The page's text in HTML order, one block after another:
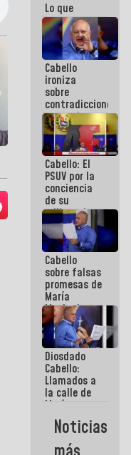
Lo que
vayas a
escribir
hazlo hoy
por que no
sabemos si
la semana
que viene
hay
programa
Cabello
ironiza
sobre
contradicciones
y mentiras
de María
Machado:
¡Créanle!
Cabello: El
PSUV por la
conciencia
de su
militancia
es la
organización
política más
sólida de
Venezuela
Cabello
sobre falsas
promesas de
María
Machado:
¿Quién le
puede creer?
¿Y la gente
que ella iba
a salvar en
La Guaira?
Diosdado
Cabello:
Llamados a
la calle de
María
Machado se
estrellaron
de frente
Noticias